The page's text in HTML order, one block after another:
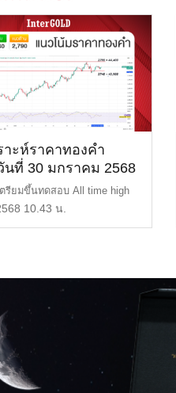
าะห์ราคาทองคำ
นที่ 30 มกราคม 2568
รียมขึ้นทดสอบ All time high
าน | […]10.43 น.